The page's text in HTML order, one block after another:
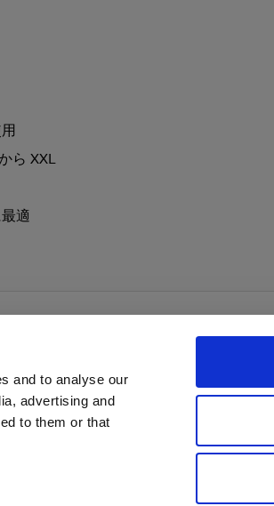
and to analyse our
advertising and
to them or that
ら XXL
適